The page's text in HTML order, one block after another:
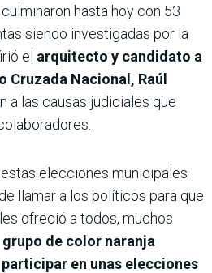
hasta hoy con 53
siendo investigadas por la
el arquitecto y candidato a
Cruzada Nacional, Raúl
a las causas judiciales que
elecciones municipales
llamar a los políticos para que
ofreció a todos, muchos
de color naranja
en unas elecciones